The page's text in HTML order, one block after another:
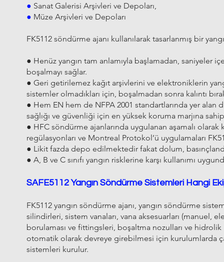
● Sanat Galerisi Arşivleri ve Depoları,
● Müze Arşivleri ve Depoları
FK5112 söndürme ajanı kullanılarak tasarlanmış bir
● Henüz yangın tam anlamıyla başlamadan,
boşalmayı sağlar.
● Geri getirilemez kağıt arşivlerini ve elektroniklerin
sistemler olmadıkları için, boşalmadan sonra kalıntı
● Hem EN hem de NFPA 2001 standartlarında yer
sağlığı ve güvenliği için en yüksek koruma marjına
● HFC söndürme ajanlarında uygulanan aşamalı
regülasyonları ve Montreal Protokol’ü uygulamaları
● Likit fazda depo edilmektedir fakat dolum,
● A, B ve C sınıfı yangın risklerine karşı kullanımı
SAFE5112 Yangın Söndürme Sistemleri Hangi
FK5112 yangın söndürme ajanı, yangın söndürme
silindirleri, sistem vanaları, vana aksesuarları (manuel,
borulaması ve fittingsleri, boşaltma nozulları ve hidrolik
otomatik olarak devreye girebilmesi için kurulumlarda
sistemleri kurulur.